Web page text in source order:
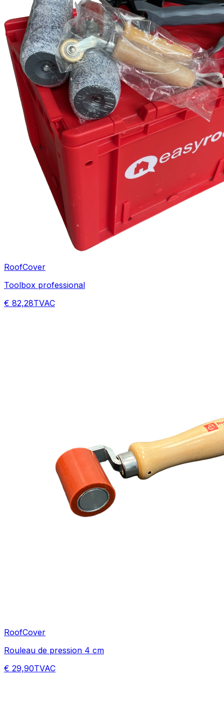
RoofCover
Toolbox professional
€ 82,28TVAC
RoofCover
Rouleau de pression 4 cm
€ 29,90TVAC